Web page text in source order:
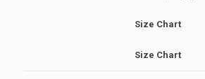
Size Chart
Size Chart